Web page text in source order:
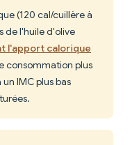
(120 cal/cuillère à
de l'huile d'olive
l'apport calorique
consommation plus
IMC plus bas